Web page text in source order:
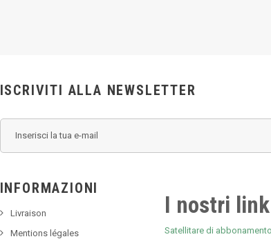
ISCRIVITI ALLA NEWSLETTER
INFORMAZIONI
Livraison
Mentions légales
I nostri link
Satellitare di